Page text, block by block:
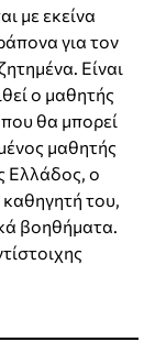
με εκείνα
για τον
Είναι
ο μαθητής
θα μπορεί
μαθητής
Ελλάδος, ο
του,
βοηθήματα.